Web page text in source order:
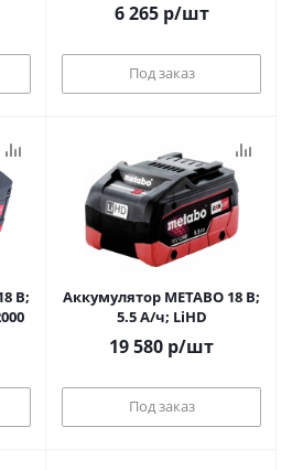
6 265р/шт
Под заказ
В;
Аккумулятор METABO 18 В;
5.5 А/ч; LiHD
19 580 р/шт
Под заказ